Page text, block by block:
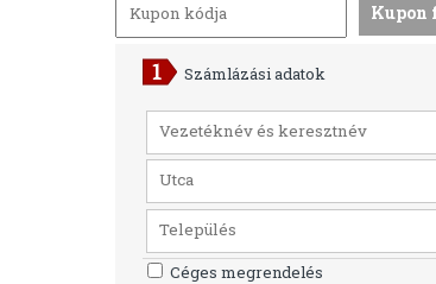
Számlázási adatok
Céges megrendelés